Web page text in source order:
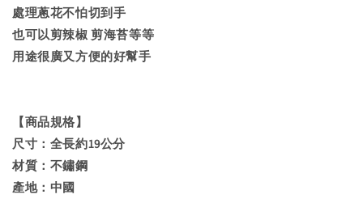
處理蔥花不怕切到手
也可以剪辣椒 剪海苔等等
用途很廣又方便的好幫手
【商品規格】
尺寸：全長約19公分
材質：不鏽鋼
產地：中國